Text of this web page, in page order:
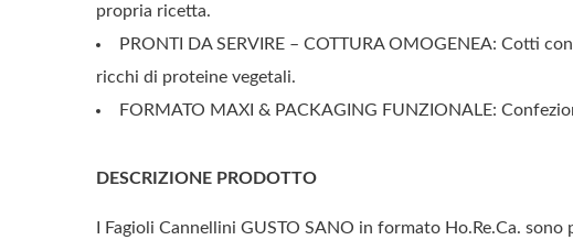
propria ricetta.
PRONTI DA SERVIRE – COTTURA OMOGENEA: Cotti
ricchi di proteine vegetali.
FORMATO MAXI & PACKAGING FUNZIONALE:
DESCRIZIONE PRODOTTO
I Fagioli Cannellini GUSTO SANO in formato Ho.Re.Ca.